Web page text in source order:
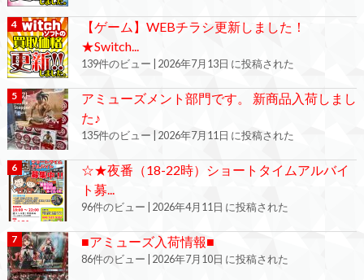
【ゲーム】WEBチラシ更新しました！
★Switch...
139件のビュー 2026年7月13日 に投稿された
アミューズメント部門です。 新商品入荷しまし
た♪
135件のビュー 2026年7月11日 に投稿された
☆★夜番（18-22時）ショートタイムアルバイ
ト募...
96件のビュー 2026年4月11日 に投稿された
■アミューズ入荷情報■
86件のビュー 2026年7月10日 に投稿された